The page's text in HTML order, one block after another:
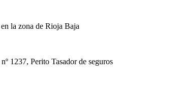
la zona de Rioja Baja
1237, Perito Tasador de seguros